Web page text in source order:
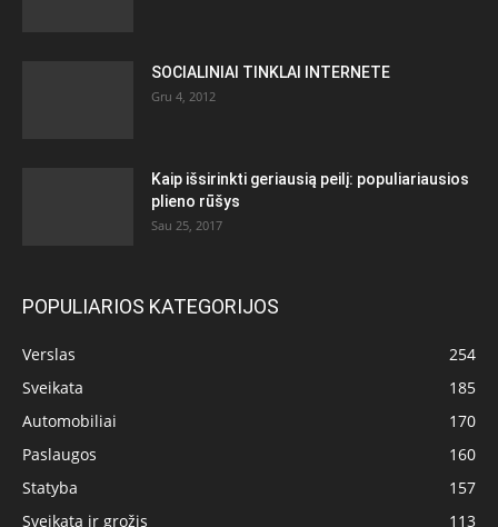
SOCIALINIAI TINKLAI INTERNETE
Gru 4, 2012
Kaip išsirinkti geriausią peilį: populiariausios
plieno rūšys
Sau 25, 2017
POPULIARIOS KATEGORIJOS
Verslas
254
Sveikata
185
Automobiliai
170
Paslaugos
160
Statyba
157
Sveikata ir grožis
113